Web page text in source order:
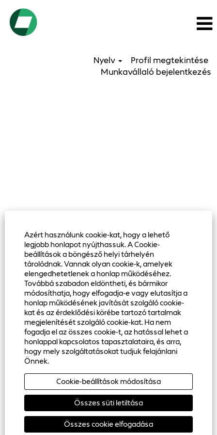
Azért használunk cookie-kat, hogy a lehető
legjobb honlapot nyújthassuk. A Cookie-
beállítások a böngésző helyi tárhelyén
tárolódnak. Vannak olyan cookie-k, amelyek
elengedhetetlenek a honlap működéséhez.
Továbbá szabadon eldöntheti, és bármikor
módosíthatja, hogy elfogadja-e vagy elutasítja a
honlap működésének javítását szolgáló cookie-
kat és az érdeklődési körébe tartozó tartalmak
megjelenítését szolgáló cookie-kat. Ha nem
fogadja el az összes cookie-t, az hatással lehet a
honlappal kapcsolatos tapasztalataira, és arra,
hogy mely szolgáltatásokat tudjuk felajánlani
Önnek.
Cookie-beállítások módosítása
Összes süti letiltása
Összes cookie elfogadása
Nyelv
Profil megtekintése
Munkavállaló bejelentkezés
Vállalkozás
Impresszum
Adatvédelmi szabályzat